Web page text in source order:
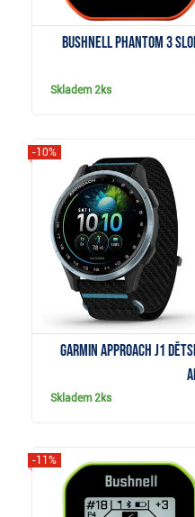
Bushnell Phantom 3
Skladem 2ks
Garmin Approach J1
-10%
Skladem 2ks
-11%